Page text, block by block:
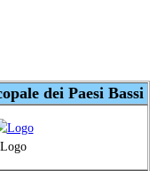
dei Paesi Bassi
Logo